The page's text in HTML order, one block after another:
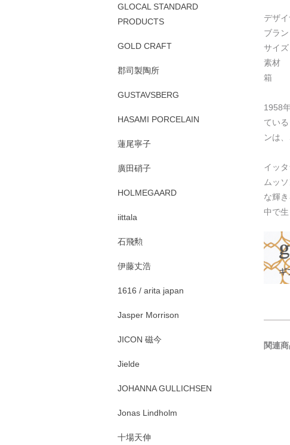
デザ
ブラ
サイ
素
箱
1958
てい
ンは
イッ
ムッ
な輝
中で生
関連
GLOCAL STANDARD
PRODUCTS
GOLD CRAFT
郡司製陶所
GUSTAVSBERG
HASAMI PORCELAIN
蓮尾寧子
廣田硝子
HOLMEGAARD
iittala
石飛勲
伊藤丈浩
1616 / arita japan
Jasper Morrison
JICON 磁今
Jielde
JOHANNA GULLICHSEN
Jonas Lindholm
十場天伸